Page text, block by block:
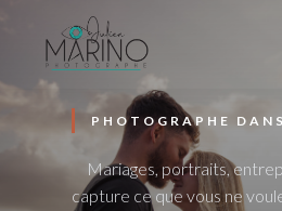
PHOTOGRAPHE
Mariages, portraits,
capture ce que vous ne